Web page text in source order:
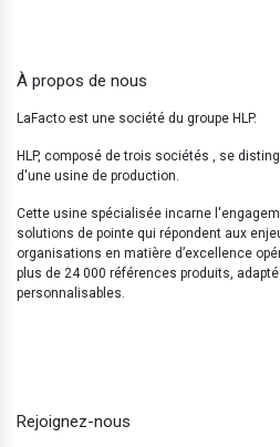
À propos de nous
LaFacto est une société du groupe HLP.
HLP, composé de trois sociétés , se
d'une usine de production.
Cette usine spécialisée incarne
solutions de pointe qui répondent aux
organisations en matière d’excellence
plus de 24 000 références produits,
personnalisables.
Rejoignez-nous